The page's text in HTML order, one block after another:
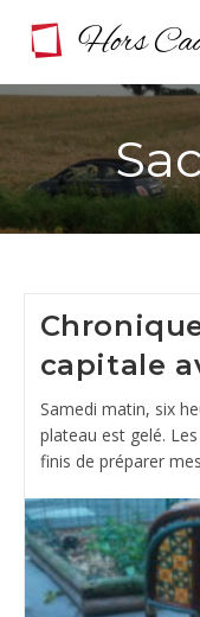
capitale
Samedi matin, six
plateau est gelé.
finis de préparer